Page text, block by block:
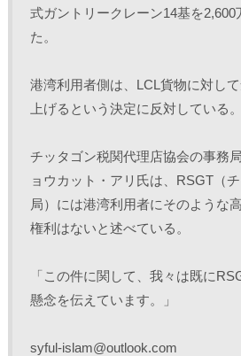
式ガントリークレーン14基を2,600
た。
港湾利用者側は、LCL貨物に対し
上げるという決定に反対している。
チッタゴン税関代理店協会の事務
ョウカット・アリ氏は、RSGT（
局）には港湾利用者にそのような
権利はないと述べている。
「この件に関して、我々は既に
懸念を伝えています。」
syful-islam@outlook.com